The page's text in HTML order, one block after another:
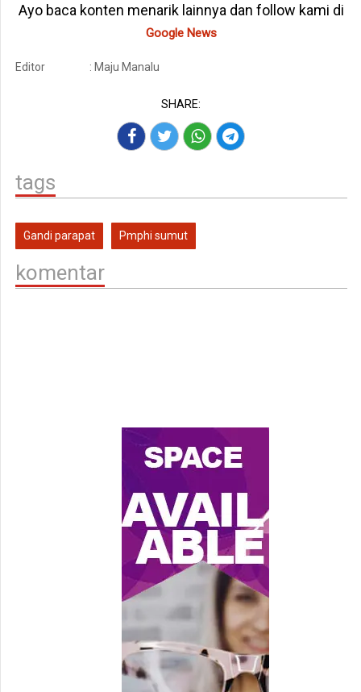
Ayo baca konten menarik lainnya dan follow kami di
Google News
Editor : Maju Manalu
SHARE:
tags
Gandi parapat Pmphi sumut
komentar